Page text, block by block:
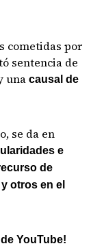
cometidas por
sentencia de
una causal de
se da en
e
de
otros en el
YouTube!